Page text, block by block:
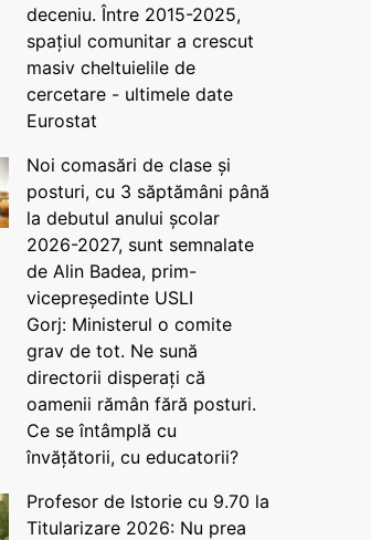
deceniu. Între 2015-2025,
spațiul comunitar a crescut
masiv cheltuielile de
cercetare - ultimele date
Eurostat
Noi comasări de clase și
posturi, cu 3 săptămâni până
la debutul anului școlar
2026-2027, sunt semnalate
de Alin Badea, prim-
vicepreședinte USLI
Gorj: Ministerul o comite
grav de tot. Ne sună
directorii disperați că
oamenii rămân fără posturi.
Ce se întâmplă cu
învățătorii, cu educatorii?
Profesor de Istorie cu 9.70 la
Titularizare 2026: Nu prea